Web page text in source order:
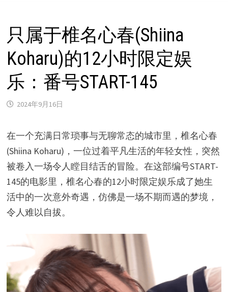
只属于椎名心春(Shiina
Koharu)的12小时限定娱
乐：番号START-145
2024年9月16日
在一个充满日常琐事与无聊常态的城市里，椎名心春
(Shiina Koharu)，一位过着平凡生活的年轻女性，突然
被卷入一场令人瞠目结舌的冒险。在这部编号START-
145的电影里，椎名心春的12小时限定娱乐成了她生
活中的一次意外奇遇，仿佛是一场不期而遇的梦境，
令人难以自拔。